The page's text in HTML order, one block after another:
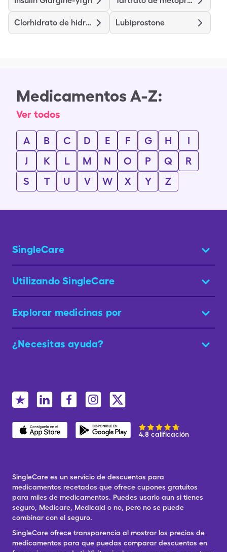
Clorhidrato de hidroxizina Lubiprostone
Medicamentos A-Z:
Ver todos
A B C D E F G H
I
J
K L M N O P Q
R
S
T U V W X Y Z
SingleCare
Utilizando SingleCare
Explorar medicinas por
¿Necesitas ayuda?
4.8 calificación
SingleCare es un servicio de descuentos para
medicamentos recetados que ofrece cupones gratuitos
para miles de medicamentos. Puedes usarlo aun si tienes
seguro, Medicare, Medicaid o no, pero no se puede
combinar con el seguro.
SingleCare ofrece transparencia al mostrar los precios de
medicamentos para que puedas comparar descuentos en